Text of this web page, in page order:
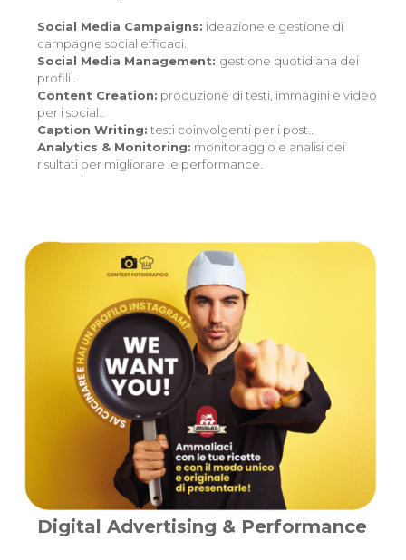
Social Media Campaigns: ideazione e gestione di
campagne social efficaci.
Social Media Management: gestione quotidiana dei
profili..
Content Creation: produzione di testi, immagini e video
per i social..
Caption Writing: testi coinvolgenti per i post..
Analytics & Monitoring: monitoraggio e analisi dei
risultati per migliorare le performance.
Digital Advertising & Performance